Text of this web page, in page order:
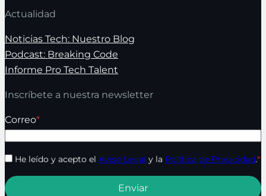
Actualidad
Noticias Tech: Nuestro Blog
Podcast: Breaking Code
Informe Pro Tech Talent
Inscríbete a nuestra newsletter
Correo*
He leído y acepto el Aviso Legal y la Política de Privacidad.*